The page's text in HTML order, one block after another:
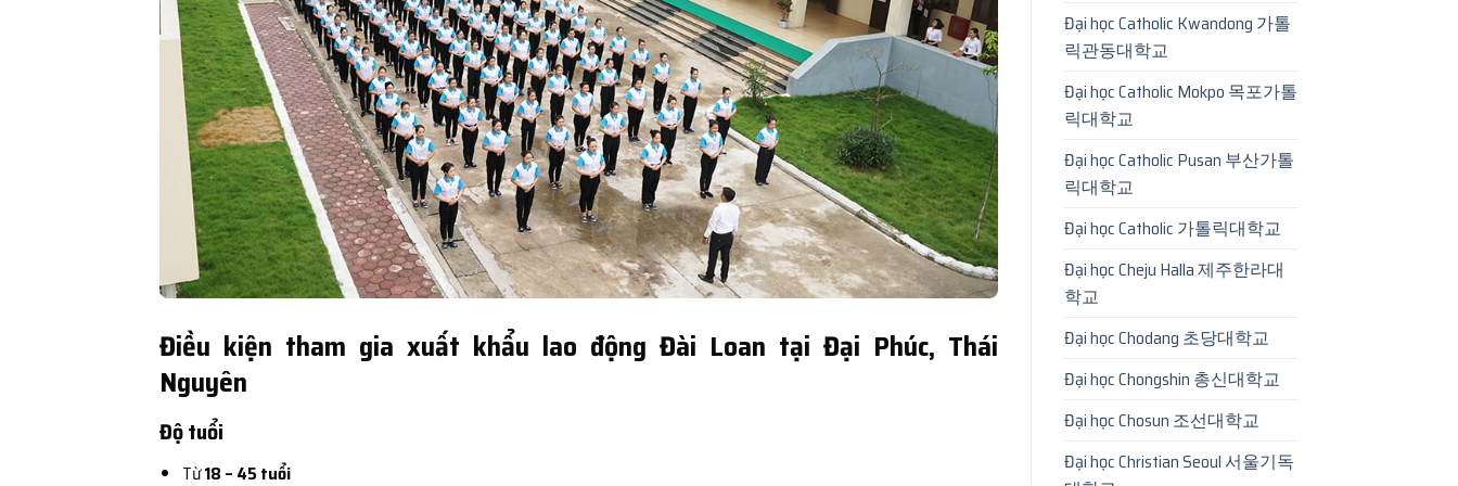
Điều kiện tham gia xuất khẩu lao động Đài Loan tại Đại Phúc, Thái
Nguyên
Độ tuổi
Từ18 – 45 tuổi
Đại học Catholic Kwandong 가톨
릭관동대학교
Đại học Catholic Mokpo 목포가톨
릭대학교
Đại học Catholic Pusan 부산가톨
릭대학교
Đại học Catholic 가톨릭대학교
Đại học Cheju Halla 제주한라대
학교
Đại học Chodang 초당대학교
Đại học Chongshin 총신대학교
Đại học Chosun 조선대학교
Đại học Christian Seoul 서울기독